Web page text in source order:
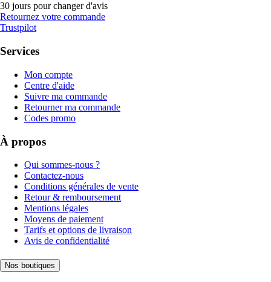
30 jours pour changer d'avis
Retournez votre commande
Trustpilot
Services
Mon compte
Centre d'aide
Suivre ma commande
Retourner ma commande
Codes promo
À propos
Qui sommes-nous ?
Contactez-nous
Conditions générales de vente
Retour & remboursement
Mentions légales
Moyens de paiement
Tarifs et options de livraison
Avis de confidentialité
Nos boutiques